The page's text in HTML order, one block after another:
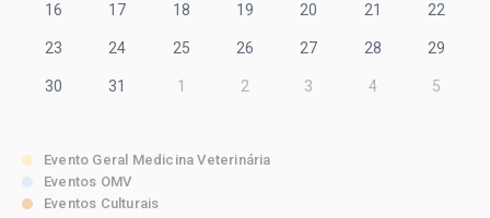
16 17 18 19 20 21 22
23 24 25 26 27 28 29
30 31 1 2 3 4 5
Evento Geral Medicina Veterinária
Eventos OMV
Eventos Culturais